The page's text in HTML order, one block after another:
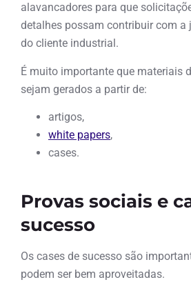
alavancadores para que
detalhes possam contribuir com a
do cliente industrial.
É muito importante que materiais
sejam gerados a partir de:
artigos,
white papers,
cases.
Provas sociais e
sucesso
Os cases de sucesso são
podem ser bem aproveitadas.